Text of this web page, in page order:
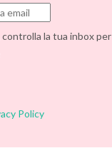
la tua inbox per
Policy